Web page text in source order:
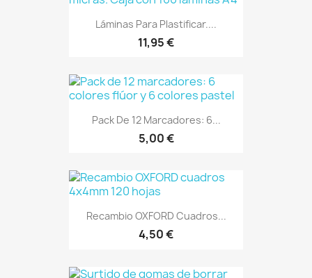
Láminas Para Plastificar....
11,95 €
Pack De 12 Marcadores: 6...
5,00 €
Recambio OXFORD Cuadros...
4,50 €